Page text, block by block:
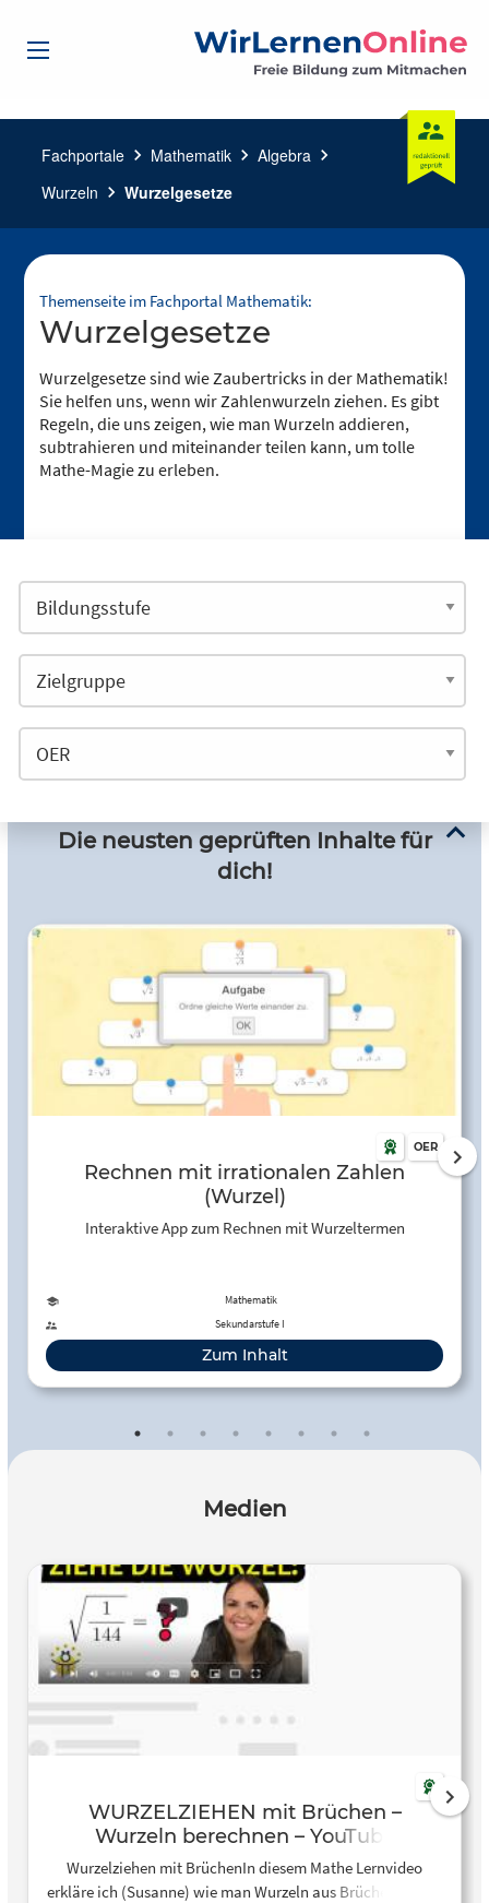
Fachportale chevron_right Mathematik chevron_right Algebra chevron_right
Wurzeln chevron_right Wurzelgesetze
Themenseite im Fachportal Mathematik:
Wurzelgesetze
Wurzelgesetze sind wie Zaubertricks in der Mathematik!
Sie helfen uns, wenn wir Zahlenwurzeln ziehen. Es gibt
Regeln, die uns zeigen, wie man Wurzeln addieren,
subtrahieren und miteinander teilen kann, um tolle
Mathe-Magie zu erleben.
Die neusten geprüften Inhalte für
dich!
OER
Rechnen mit irrationalen Zahlen
(Wurzel)
Interaktive App zum Rechnen mit Wurzeltermen
Mathematik
Sekundarstufe I
Zum Inhalt
Medien
WURZELZIEHEN mit Brüchen –
Wurzeln berechnen – YouTube
Wurzelziehen mit BrüchenIn diesem Mathe Lernvideo
erkläre ich (Susanne) wie man Wurzeln aus Brüchen ziehen